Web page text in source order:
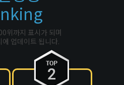
위까지 표시가 되며
업데이트 됩니다.